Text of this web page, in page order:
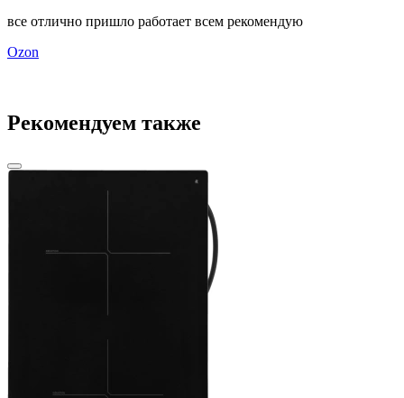
все отлично пришло работает всем рекомендую
Ozon
Рекомендуем также